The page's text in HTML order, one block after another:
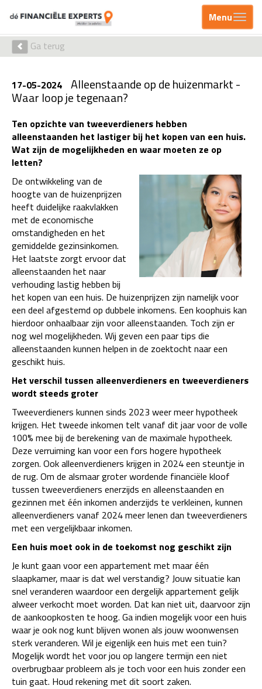
Menu
Ga terug
17-05-2024 Alleenstaande op de huizenmarkt -
Waar loop je tegenaan?
Ten opzichte van tweeverdieners hebben
alleenstaanden het lastiger bij het kopen van een huis.
Wat zijn de mogelijkheden en waar moeten ze op
letten?
De ontwikkeling van de
hoogte van de huizenprijzen
heeft duidelijke raakvlakken
met de economische
omstandigheden en het
gemiddelde gezinsinkomen.
Het laatste zorgt ervoor dat
alleenstaanden het naar
verhouding lastig hebben bij
het kopen van een huis. De huizenprijzen zijn namelijk voor
een deel afgestemd op dubbele inkomens. Een koophuis kan
hierdoor onhaalbaar zijn voor alleenstaanden. Toch zijn er
nog wel mogelijkheden. Wij geven een paar tips die
alleenstaanden kunnen helpen in de zoektocht naar een
geschikt huis.
Het verschil tussen alleenverdieners en tweeverdieners
wordt steeds groter
Tweeverdieners kunnen sinds 2023 weer meer hypotheek
krijgen. Het tweede inkomen telt vanaf dit jaar voor de volle
100% mee bij de berekening van de maximale hypotheek.
Deze verruiming kan voor een fors hogere hypotheek
zorgen. Ook alleenverdieners krijgen in 2024 een steuntje in
de rug. Om de alsmaar groter wordende financiële kloof
tussen tweeverdieners enerzijds en alleenstaanden en
gezinnen met één inkomen anderzijds te verkleinen, kunnen
alleenverdieners vanaf 2024 meer lenen dan tweeverdieners
met een vergelijkbaar inkomen.
Een huis moet ook in de toekomst nog geschikt zijn
Je kunt gaan voor een appartement met maar één
slaapkamer, maar is dat wel verstandig? Jouw situatie kan
snel veranderen waardoor een dergelijk appartement gelijk
alweer verkocht moet worden. Dat kan niet uit, daarvoor zijn
de aankoopkosten te hoog. Ga indien mogelijk voor een huis
waar je ook nog kunt blijven wonen als jouw woonwensen
sterk veranderen. Wil je eigenlijk een huis met een tuin?
Mogelijk wordt het voor jou op langere termijn een niet
overbrugbaar probleem als je toch voor een huis zonder een
tuin gaat. Houd rekening met dit soort zaken.